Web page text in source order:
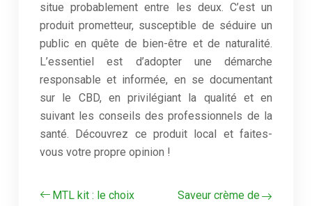
situe probablement entre les deux. C’est un
produit prometteur, susceptible de séduire un
public en quête de bien-être et de naturalité.
L’essentiel est d’adopter une démarche
responsable et informée, en se documentant
sur le CBD, en privilégiant la qualité et en
suivant les conseils des professionnels de la
santé. Découvrez ce produit local et faites-
vous votre propre opinion !
MTL kit : le choix
Saveur crème de